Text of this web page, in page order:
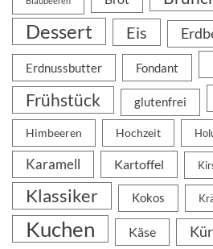
Dessert Eis
Erdnussbutter Fondant
Frühstück glutenfrei
Himbeeren Hochzeit
Karamell Kartoffel
Klassiker Kokos
Kuchen Käse